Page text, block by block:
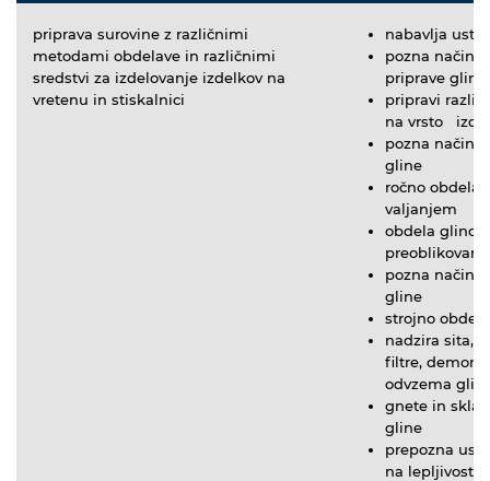
priprava surovine z različnimi
metodami obdelave in različnimi
sredstvi za izdelovanje izdelkov na
vretenu in stiskalnici
nabavlja
pozna način
priprave gline
pripravi
na vrsto
pozna načine
gline
ročno obdela
valjanjem
obdela glino
pozna načine
gline
strojno
nadzira sita,
filtre,
odvzema
gnete in
gline
prepozna
na lepljivost,